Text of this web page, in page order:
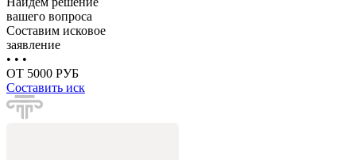
вашего вопроса
Составим исковое
заявление
• • •
ОТ 5000 РУБ
Составить иск